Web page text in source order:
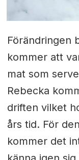
Förändringen
kommer att
mat som
Rebecka
driften vilket
års tid. För
kommer det